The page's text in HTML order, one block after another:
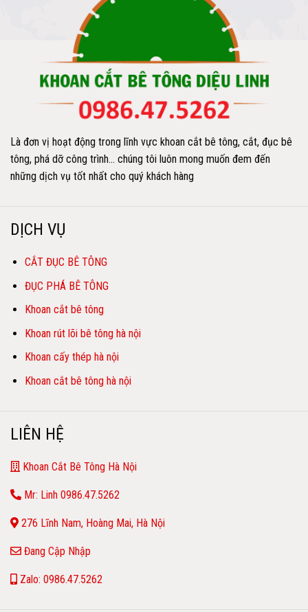
Là đơn vị hoạt động trong lĩnh vực khoan cắt bê tông, cắt, đục bê
tông, phá dỡ công trình… chúng tôi luôn mong muốn đem đến
những dịch vụ tốt nhất cho quý khách hàng
DỊCH VỤ
CẮT ĐỤC BÊ TÔNG
ĐỤC PHÁ BÊ TÔNG
Khoan cắt bê tông
Khoan rút lõi bê tông hà nội
Khoan cấy thép hà nội
Khoan cắt bê tông hà nội
LIÊN HỆ
Khoan Cắt Bê Tông Hà Nội
Mr: Linh 0986.47.5262
276 Lĩnh Nam, Hoàng Mai, Hà Nội
Đang Cập Nhập
Zalo: 0986.47.5262